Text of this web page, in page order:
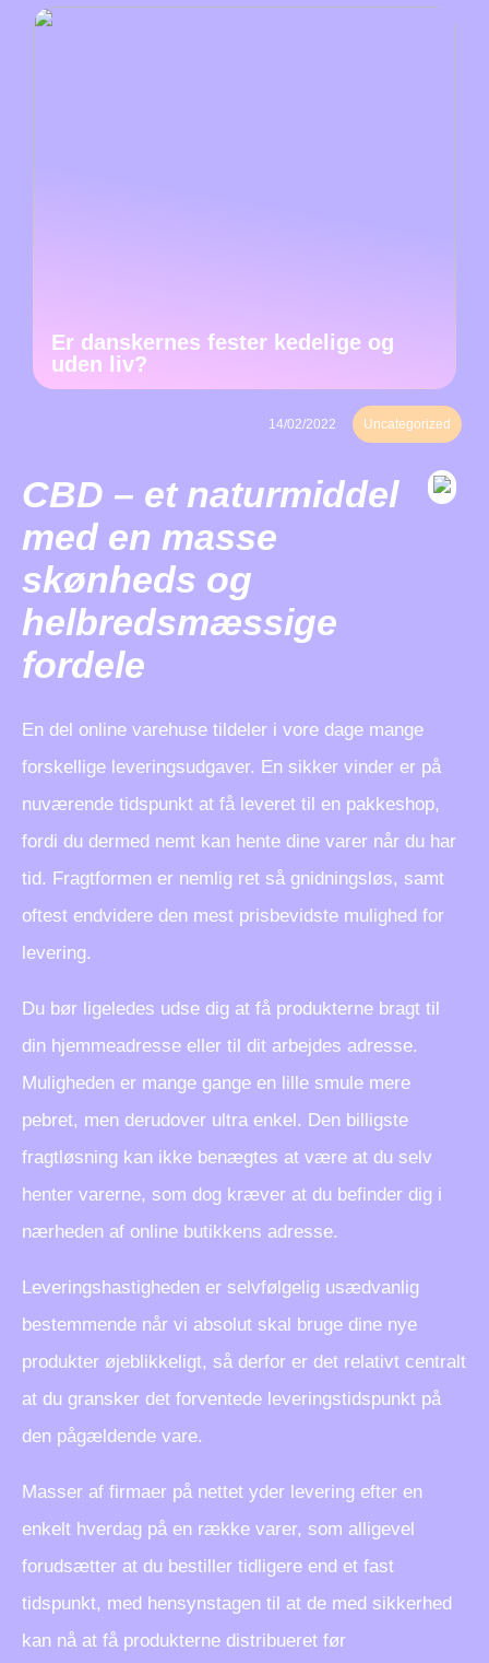
Er danskernes fester kedelige og
uden liv?
14/02/2022 Uncategorized
CBD – et naturmiddel
med en masse
skønheds og
helbredsmæssige
fordele
En del online varehuse tildeler i vore dage mange
forskellige leveringsudgaver. En sikker vinder er på
nuværende tidspunkt at få leveret til en pakkeshop,
fordi du dermed nemt kan hente dine varer når du har
tid. Fragtformen er nemlig ret så gnidningsløs, samt
oftest endvidere den mest prisbevidste mulighed for
levering.
Du bør ligeledes udse dig at få produkterne bragt til
din hjemmeadresse eller til dit arbejdes adresse.
Muligheden er mange gange en lille smule mere
pebret, men derudover ultra enkel. Den billigste
fragtløsning kan ikke benægtes at være at du selv
henter varerne, som dog kræver at du befinder dig i
nærheden af online butikkens adresse.
Leveringshastigheden er selvfølgelig usædvanlig
bestemmende når vi absolut skal bruge dine nye
produkter øjeblikkeligt, så derfor er det relativt centralt
at du gransker det forventede leveringstidspunkt på
den pågældende vare.
Masser af firmaer på nettet yder levering efter en
enkelt hverdag på en række varer, som alligevel
forudsætter at du bestiller tidligere end et fast
tidspunkt, med hensynstagen til at de med sikkerhed
kan nå at få produkterne distribueret før